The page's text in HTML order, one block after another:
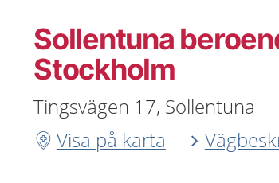
Sollentuna
Stockholm
Tingsvägen 17, Sollentuna
Visa på karta